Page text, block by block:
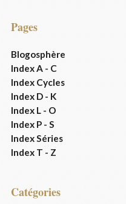
Pages
Blogosphère
Index A - C
Index Cycles
Index D - K
Index L - O
Index P - S
Index Séries
Index T - Z
Catégories